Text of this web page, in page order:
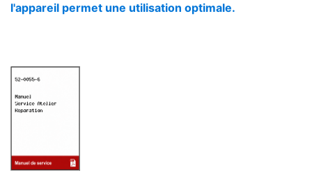
l'appareil permet une utilisation optimale.